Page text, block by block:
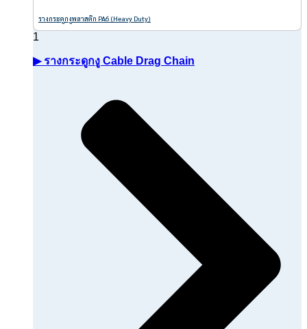
รางกระดูกงูพลาสติก PA6 (Heavy Duty)
▶ รางกระดูกงู Cable Drag Chain